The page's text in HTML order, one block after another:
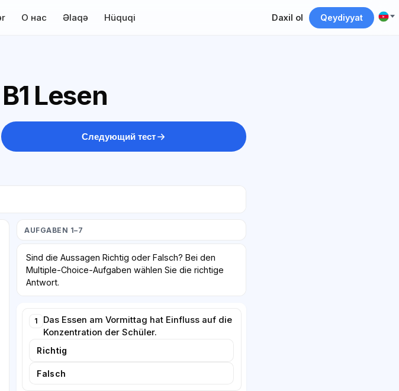
О нас Əlaqə Hüquqi Daxil ol Qeydiyyat
Lesen
Следующий тест
AUFGABEN 1–7
Sind die Aussagen Richtig oder Falsch? Bei den
Multiple-Choice-Aufgaben wählen Sie die richtige
Antwort.
1
Das Essen am Vormittag hat Einfluss auf die
Konzentration der Schüler.
Richtig
Falsch